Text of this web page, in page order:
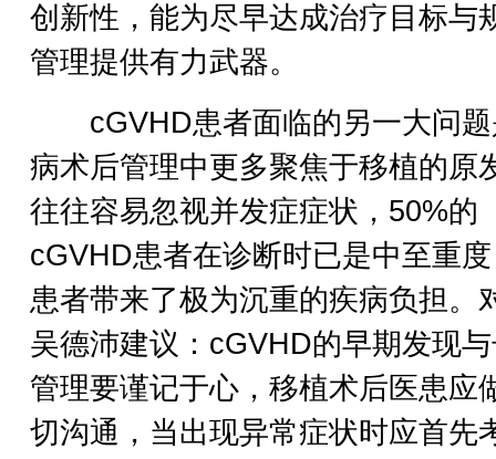
创新性，能为尽早达成治疗目标与
管理提供有力武器。
cGVHD患者面临的另一大问题
病术后管理中更多聚焦于移植的原
往往容易忽视并发症症状，50%的
cGVHD患者在诊断时已是中至重
患者带来了极为沉重的疾病负担。
吴德沛建议：cGVHD的早期发现
管理要谨记于心，移植术后医患应
切沟通，当出现异常症状时应首先